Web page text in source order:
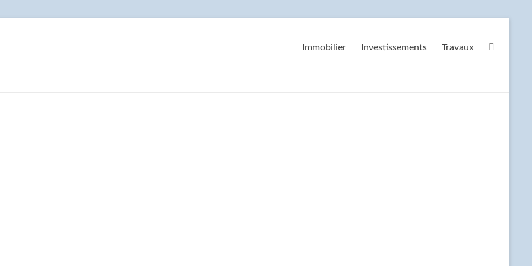
Immobilier Investissements Travaux